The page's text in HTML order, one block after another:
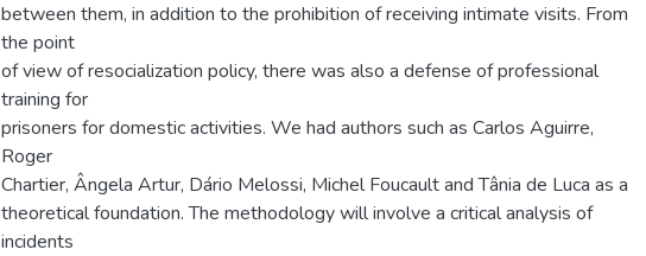
between them, in addition to the prohibition of receiving intimate visits. From
the point
of view of resocialization policy, there was also a defense of professional
training for
prisoners for domestic activities. We had authors such as Carlos Aguirre,
Roger
Chartier, Ângela Artur, Dário Melossi, Michel Foucault and Tânia de Luca as a
theoretical foundation. The methodology will involve a critical analysis of
incidents